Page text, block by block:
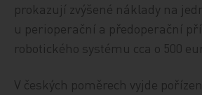
prokazují zvýšené náklady na
u perioperační a předoperační
robotického systému cca o 500
V českých poměrech vyjde